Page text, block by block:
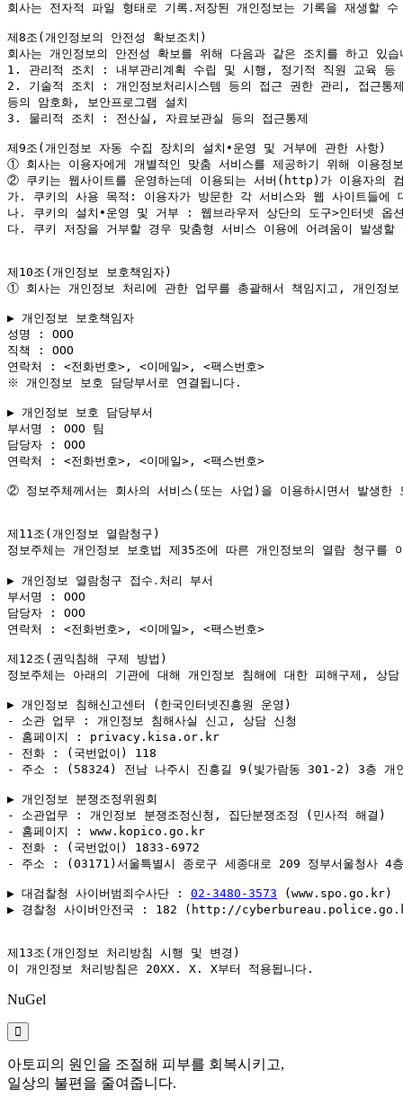
회사는 전자적 파일 형태로 기록․저장된 개인정보는 기록을 재생할
제8조(개인정보의 안전성 확보조치)
회사는 개인정보의 안전성 확보를 위해 다음과 같은 조치를 하고 있
1. 관리적 조치 : 내부관리계획 수립 및 시행, 정기적 직원 교육 등
2. 기술적 조치 : 개인정보처리시스템 등의 접근 권한 관리, 접근통
등의 암호화, 보안프로그램 설치
3. 물리적 조치 : 전산실, 자료보관실 등의 접근통제
①
② 쿠키는 웹사이트를 운영하는데 이용되는 서버(http)가 이용자의
가. 쿠키의 사용 목적: 이용자가 방문한 각 서비스와 웹 사이트들에
나. 쿠키의 설치∙운영 및 거부 : 웹브라우저 상단의 도구>인터넷 옵
다. 쿠키 저장을 거부할 경우 맞춤형 서비스 이용에 어려움이 발생할
① 회사는 개인정보 처리에 관한 업무를 총괄해서 책임지고, 개인정
▶ 개인정보 보호책임자
성명 : OOO
직책 : OOO
연락처 : <전화번호>, <이메일>, <팩스번호>
※ 개인정보 보호 담당부서로 연결됩니다.
▶ 개인정보 보호 담당부서
부서명 : OOO 팀
담당자 : OOO
연락처 : <전화번호>, <이메일>, <팩스번호>
② 정보주체께서는 회사의 서비스(또는 사업)을 이용하시면서 발생
제11조(개인정보 열람청구)
정보주체는 개인정보 보호법 제35조에 따른 개인정보의 열람 청구
▶ 개인정보 열람청구 접수․처리 부서
부서명 : OOO
담당자 : OOO
연락처 : <전화번호>, <이메일>, <팩스번호>
제12조(권익침해 구제 방법)
정보주체는 아래의 기관에 대해 개인정보 침해에 대한 피해구제, 상
▶ 개인정보 침해신고센터 (한국인터넷진흥원 운영)
- 소관 업무 : 개인정보 침해사실 신고, 상담 신청
- 홈페이지 : privacy.kisa.or.kr
- 전화 : (국번없이) 118
- 주소 : (58324) 전남 나주시 진흥길 9(빛가람동 301-2) 3층 개인
▶ 개인정보 분쟁조정위원회
- 소관업무 : 개인정보 분쟁조정신청, 집단분쟁조정 (민사적 해결)
- 홈페이지 : www.kopico.go.kr
- 전화 : (국번없이) 1833-6972
- 주소 : (03171)서울특별시 종로구 세종대로 209 정부서울청사 4층
▶ 대검찰청 사이버범죄수사단 : 02-3480-3573 (www.spo.go.kr)
▶ 경찰청 사이버안전국 : 182 (http://
제13조(개인정보 처리방침 시행 및 변경)
이 개인정보 처리방침은 20XX. X. X부터 적용됩니다.
NuGel
아토피의 원인을 조절해 피부를 회복시키고,
일상의 불편을 줄여줍니다.